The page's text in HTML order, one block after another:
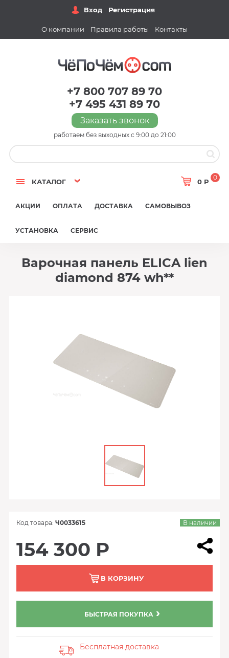
Вход Регистрация
О компании Правила работы Контакты
+7 800 707 89 70
+7 495 431 89 70
Заказать звонок
работаем без выходных с 9:00 до 21:00
КАТАЛОГ 0 Р
0
АКЦИИ ОПЛАТА ДОСТАВКА САМОВЫВОЗ
УСТАНОВКА СЕРВИС
Варочная панель ELICA lien
diamond 874 wh**
Код товара: Ч0033615 В наличии
154 300 Р
В КОРЗИНУ
БЫСТРАЯ ПОКУПКА
Бесплатная доставка